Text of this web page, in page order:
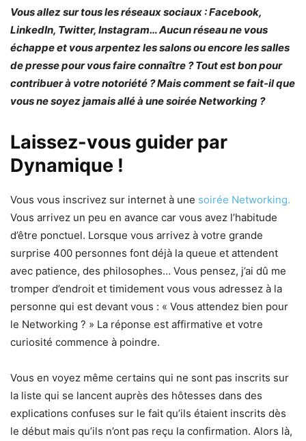
Vous allez sur tous les réseaux sociaux : Facebook,
LinkedIn, Twitter, Instagram… Aucun réseau ne vous
échappe et vous arpentez les salons ou encore les salles
de presse pour vous faire connaître ? Tout est bon pour
contribuer à votre notoriété ? Mais comment se fait-il que
vous ne soyez jamais allé à une soirée Networking ?
Laissez-vous guider par
Dynamique !
Vous vous inscrivez sur internet à une soirée Networking.
Vous arrivez un peu en avance car vous avez l’habitude
d’être ponctuel. Lorsque vous arrivez à votre grande
surprise 400 personnes font déjà la queue et attendent
avec patience, des philosophes… Vous pensez, j’ai dû me
tromper d’endroit et timidement vous vous adressez à la
personne qui est devant vous : « Vous attendez bien pour
le Networking ? » La réponse est affirmative et votre
curiosité commence à poindre.
Vous en voyez même certains qui ne sont pas inscrits sur
la liste qui se lancent auprès des hôtesses dans des
explications confuses sur le fait qu’ils étaient inscrits dès
le début mais qu’ils n’ont pas reçu la confirmation. Alors là,